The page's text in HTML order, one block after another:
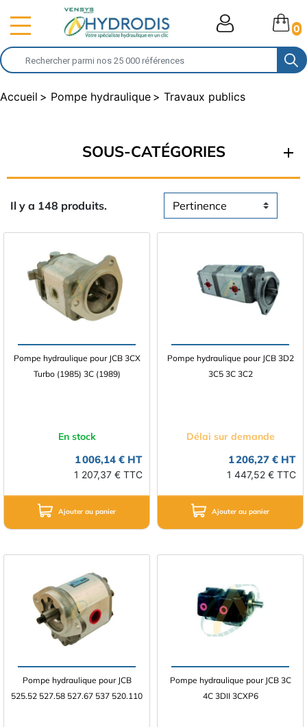
0
Accueil Pompe hydraulique Travaux publics
SOUS-CATÉGORIES
Il y a 148 produits.
Pompe hydraulique pour JCB 3CX
Turbo (1985) 3C (1989)
En stock
1 006,14 € HT
1 207,37 € TTC
Ajouter au panier
Pompe hydraulique pour JCB 3D2
3C5 3C 3C2
Délai sur demande
1 206,27 € HT
1 447,52 € TTC
Ajouter au panier
Pompe hydraulique pour JCB
525.52 527.58 527.67 537 520.110
Pompe hydraulique pour JCB 3C
4C 3DII 3CXP6